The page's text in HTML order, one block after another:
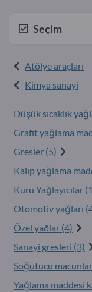
Seçim
Atölye araçları
Kimya sanayi
Düşük sıcaklık
Grafit yağlama
Gresler (5)
Kalıp yağlama
Kuru Yağlayıcılar
Otomotiv yağları
Özel yaðlar (4)
Sanayi gresleri (3)
Soğutucu
Yağlama maddesi